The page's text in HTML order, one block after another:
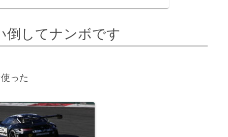
倒してナンボです
った